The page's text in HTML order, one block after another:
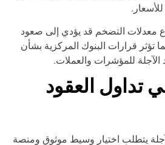
التضخم قد يؤدي إلى صعود
قرارات البنوك المركزية بشأن
للمؤشرات والعملات.
العقود
يتطلب اختيار وسيط موثوق ومنصة